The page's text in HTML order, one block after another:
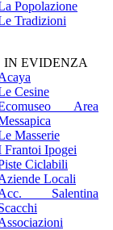
Popolazione
Tradizioni
IN EVIDENZA
Cesine
Area
Masserie
Frantoi Ipogei
Ciclabili
Locali
Salentina